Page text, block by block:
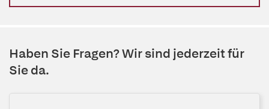
Haben Sie Fragen? Wir sind jederzeit für
Sie da.